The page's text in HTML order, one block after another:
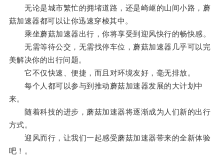
无论是城市繁忙的拥堵道路，还是崎岖的山间小路，蘑
菇加速器都可以让你迅速穿梭其中。
乘坐蘑菇加速器出行，你将享受到迎风快行的畅快感。
无需等待公交，无需找停车位，蘑菇加速器几乎可以完
美解决你的出行问题。
它不仅快速、便捷，而且对环境友好，毫无排放。
每个人都可以参与到推动蘑菇加速器发展的大计划中
来。
随着科技的进步，蘑菇加速器将逐渐成为人们新的出行
方式。
迎风而行，让我们一起感受蘑菇加速器带来的全新体验
吧！。